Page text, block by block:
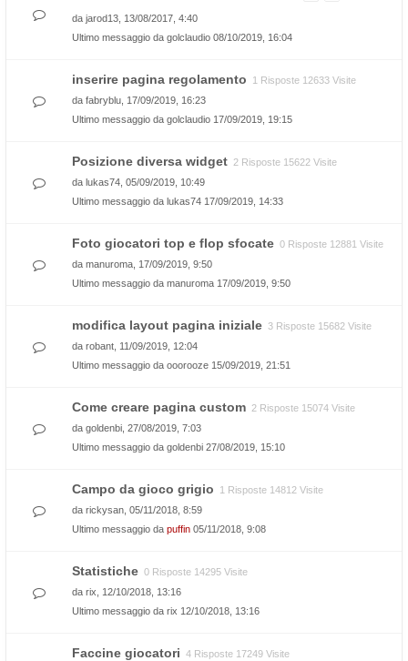
da jarod13 , 13/08/2017, 4:40
Ultimo messaggio da golclaudio 08/10/2019, 16:04
inserire pagina regolamento
1 Risposte 12633 Visite
da fabryblu , 17/09/2019, 16:23
Ultimo messaggio da golclaudio 17/09/2019, 19:15
Posizione diversa widget 2 Risposte 15622 Visite
da lukas74 , 05/09/2019, 10:49
Ultimo messaggio da lukas74 17/09/2019, 14:33
Foto giocatori top e flop sfocate 0 Risposte 12881 Visite
da manuroma , 17/09/2019, 9:50
Ultimo messaggio da manuroma 17/09/2019, 9:50
modifica layout pagina iniziale 3 Risposte 15682 Visite
da robant , 11/09/2019, 12:04
Ultimo messaggio da ooorooze 15/09/2019, 21:51
Come creare pagina custom 2 Risposte 15074 Visite
da goldenbi , 27/08/2019, 7:03
Ultimo messaggio da goldenbi 27/08/2019, 15:10
Campo da gioco grigio
1 Risposte 14812 Visite
da rickysan , 05/11/2018, 8:59
Ultimo messaggio da puffin 05/11/2018, 9:08
Statistiche 0 Risposte 14295 Visite
da rix , 12/10/2018, 13:16
Ultimo messaggio da rix 12/10/2018, 13:16
Faccine giocatori 4 Risposte 17249 Visite